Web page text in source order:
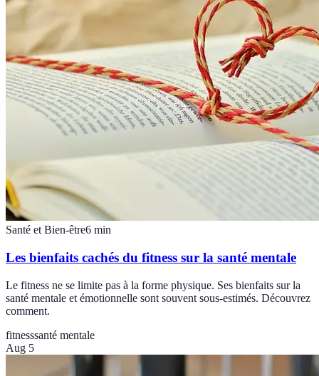
Santé et Bien-être6 min
Les bienfaits cachés du fitness sur la santé mentale
Le fitness ne se limite pas à la forme physique. Ses bienfaits sur la
santé mentale et émotionnelle sont souvent sous-estimés. Découvrez
comment.
fitnesssanté mentale
Aug 5